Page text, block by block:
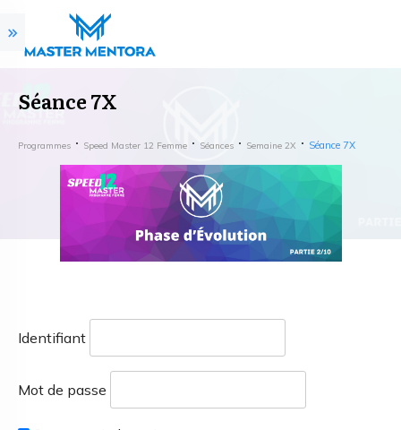
Séance 7X
Programmes Speed Master 12 Femme Séances Semaine 2X Séance 7X
Identifiant
Mot de passe